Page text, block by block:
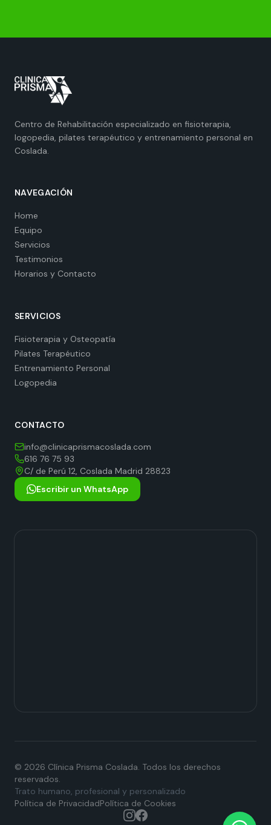
Centro de Rehabilitación especializado en fisioterapia,
logopedia, pilates terapéutico y entrenamiento personal en
Coslada.
NAVEGACIÓN
Home
Equipo
Servicios
Testimonios
Horarios y Contacto
SERVICIOS
Fisioterapia y Osteopatía
Pilates Terapéutico
Entrenamiento Personal
Logopedia
CONTACTO
info@clinicaprismacoslada.com
616 76 75 93
C/ de Perú 12, Coslada Madrid 28823
Escribir un WhatsApp
© 2026 Clínica Prisma Coslada. Todos los derechos
reservados.
Trato humano, profesional y personalizado
Política de PrivacidadPolítica de Cookies